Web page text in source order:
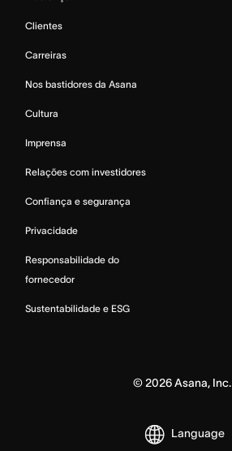
Clientes
Carreiras
Nos bastidores da Asana
Cultura
Imprensa
Relações com investidores
Confiança e segurança
Privacidade
Responsabilidade do
fornecedor
Sustentabilidade e ESG
© 2026Asana, Inc.
Language